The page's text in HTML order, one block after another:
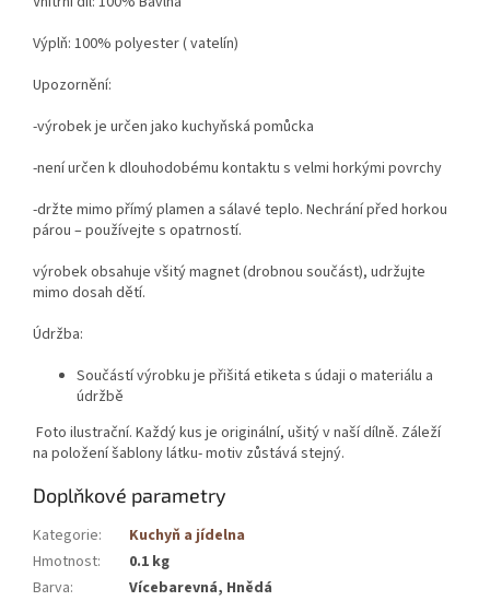
Výplň: 100% polyester ( vatelín)
Upozornění:
-výrobek je určen jako kuchyňská pomůcka
-není určen k dlouhodobému kontaktu s velmi horkými povrchy
-držte mimo přímý plamen a sálavé teplo. Nechrání před horkou
párou – používejte s opatrností.
výrobek obsahuje všitý magnet (drobnou součást), udržujte
mimo dosah dětí.
Údržba:
Součástí výrobku je přišitá etiketa s údaji o materiálu a
údržbě
Foto ilustrační. Každý kus je originální, ušitý v naší dílně. Záleží
na položení šablony látku- motiv zůstává stejný.
Doplňkové parametry
Kategorie:
Kuchyň a jídelna
Hmotnost:
0.1 kg
Barva:
Vícebarevná, Hnědá